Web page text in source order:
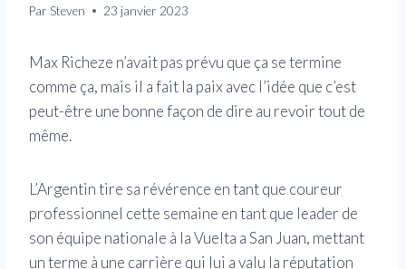
Par Steven 23 janvier 2023
Max Richeze n’avait pas prévu que ça se termine
comme ça, mais il a fait la paix avec l’idée que c’est
peut-être une bonne façon de dire au revoir tout de
même.
L’Argentin tire sa révérence en tant que coureur
professionnel cette semaine en tant que leader de
son équipe nationale à la Vuelta a San Juan, mettant
un terme à une carrière qui lui a valu la réputation